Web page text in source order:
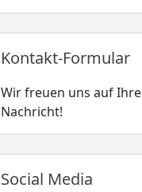
Kontakt-Formular
Wir freuen uns auf Ihre
Nachricht!
Social Media